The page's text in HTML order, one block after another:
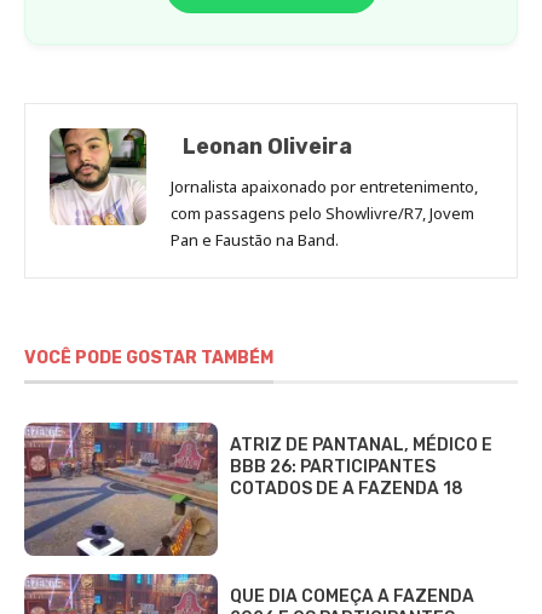
Leonan Oliveira
Jornalista apaixonado por entretenimento,
com passagens pelo Showlivre/R7, Jovem
Pan e Faustão na Band.
VOCÊ PODE GOSTAR TAMBÉM
ATRIZ DE PANTANAL, MÉDICO E
BBB 26: PARTICIPANTES
COTADOS DE A FAZENDA 18
QUE DIA COMEÇA A FAZENDA